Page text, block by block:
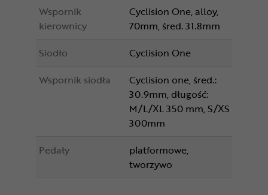
Wspornik
kierownicy
Cyclision One, alloy,
70mm, śred. 31.8mm
Siodło
Cyclision One
Wspornik siodła
Cyclision one, śred.:
30.9mm, długość:
M/L/XL 350 mm, S/XS
300mm
Pedały
platformowe,
tworzywo